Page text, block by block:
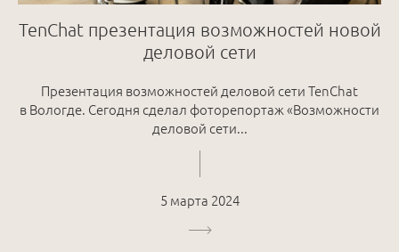
TenChat презентация возможностей новой
деловой сети
Презентация возможностей деловой сети TenChat
в Вологде. Сегодня сделал фоторепортаж «Возможности
деловой сети...
5 марта 2024